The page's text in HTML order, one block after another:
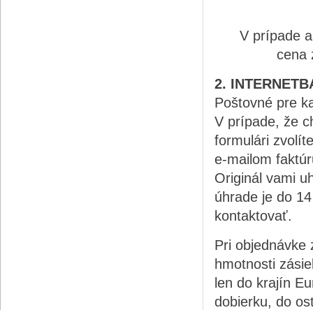
V prípade
cena
2.
Poštovné pre
V prípade, že
formulári
e-mailom
Originál vami
úhrade je do
kontaktovať.
Pri objednávke
hmotnosti
len do krajín
dobierku, do